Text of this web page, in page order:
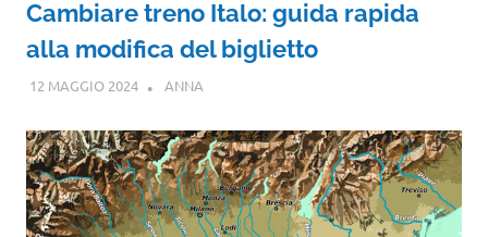
Cambiare treno Italo: guida rapida
alla modifica del biglietto
12 MAGGIO 2024 ANNA